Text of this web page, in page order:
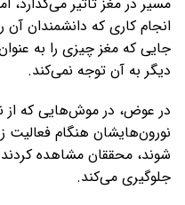
انجام کاری که دانشمندان آن
جایی که مغز چیزی را به
دیگر به آن توجه نمی‌کند.
در عوض، در موش‌هایی که از
نورون‌هایشان هنگام
شوند، محققان مشاهده
جلوگیری می‌کند.